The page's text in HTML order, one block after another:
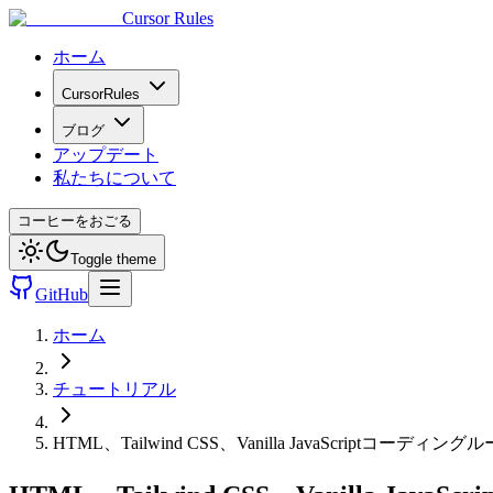
Cursor Rules
ホーム
CursorRules
ブログ
アップデート
私たちについて
コーヒーをおごる
Toggle theme
GitHub
ホーム
チュートリアル
HTML、Tailwind CSS、Vanilla JavaScriptコーディングル